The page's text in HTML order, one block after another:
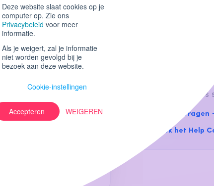
Deze website slaat cookies op je
computer op. Zie ons
Privacybeleid voor meer
informatie.
Als je weigert, zal je informatie
niet worden gevolgd bij je
bezoek aan deze website.
Cookie-instellingen
Accepteren WEIGEREN
je privacy en
op over gerelateerde
hieronder aan.
van Hello
inzet voor je privacy, bekijk
je de gevraagde inhoud te
OP ZOEK NAAR IETS
Demo aanvragen
Bezoek het Help